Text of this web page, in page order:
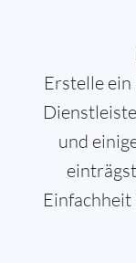
Erstelle
und